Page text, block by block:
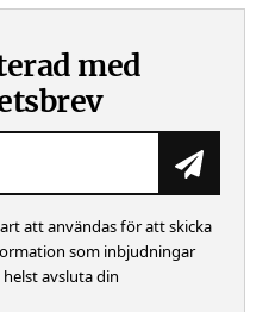
med
att användas för att skicka
som inbjudningar
avsluta din